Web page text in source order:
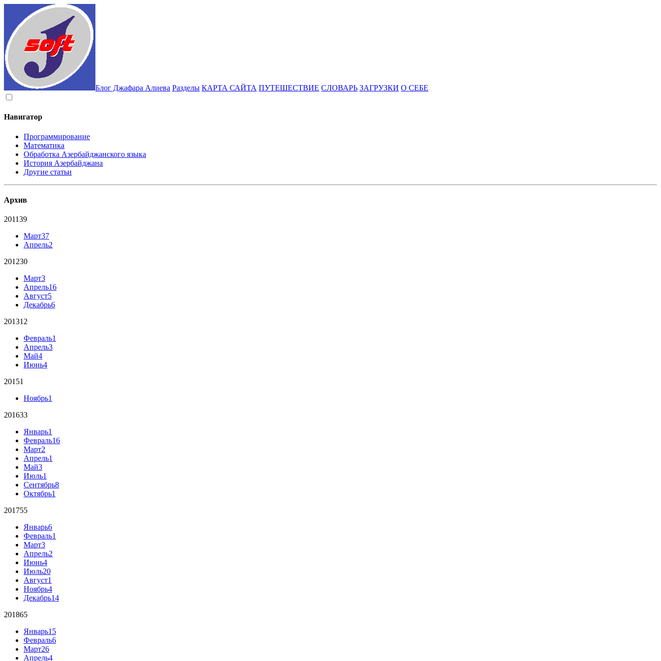
Блог Джафара Алиева Разделы КАРТА САЙТА ПУТЕШЕСТВИЕ СЛОВАРЬ ЗАГРУЗКИ О СЕБЕ
Навигатор
Программирование
Математика
Обработка Азербайджанского языка
История Азербайджана
Другие статьи
Архив
201139
Март37
Апрель2
201230
Март3
Апрель16
Август5
Декабрь6
201312
Февраль1
Апрель3
Май4
Июнь4
20151
Ноябрь1
201633
Январь1
Февраль16
Март2
Апрель1
Май3
Июль1
Сентябрь8
Октябрь1
201755
Январь6
Февраль1
Март3
Апрель2
Июнь4
Июль20
Август1
Ноябрь4
Декабрь14
201865
Январь15
Февраль6
Март26
Апрель4